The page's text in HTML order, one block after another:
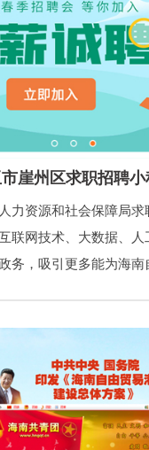
省妇女联合会和广大妇
解的在线桥梁，有利
知名度和影响力。
崖州区求职招聘
力资源和社会保障局求
联网技术、大数据、人
务，吸引更多能为海南